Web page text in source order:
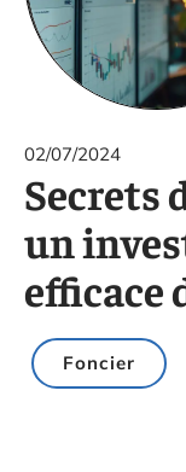
02/07/2024
Secrets
un
efficace
Foncier